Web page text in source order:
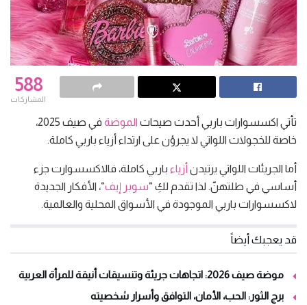
588
المشاركات
تأتي اكسسوارات باربي أحدث صيحات الموضة
في صيف 2025،
خاصة للخجولات اللواتي لا يجرؤن على ارتداء أزياء باربي كاملة.
أما الجريئات اللواتي يرتيدن أزياء باربي كاملة، فالاكسسوارت جزء
أساسي في طلتهنّ. لذا تقدم لكِ “سوبر إيف“، الأفكار الجديدة
لاكسسوارات باربي الموجودة في الأسواق المحلية والعالمية.
قد يعجبك أيضاً
موضة صيف 2026: اتجاهات جريئة وتنسيقات أنيقة للمرأة العربية
برج الثور: الحب، الأمان، التوافق وأسرار شخصيته